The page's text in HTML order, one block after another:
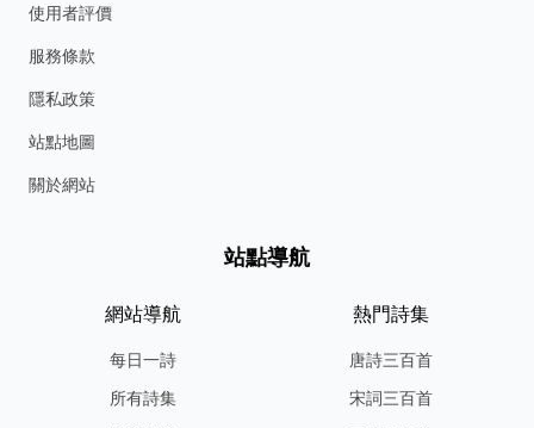
使用者評價
服務條款
隱私政策
站點地圖
關於網站
站點導航
網站導航
每日一詩
所有詩集
熱門詩集
唐詩三百首
宋詞三百首